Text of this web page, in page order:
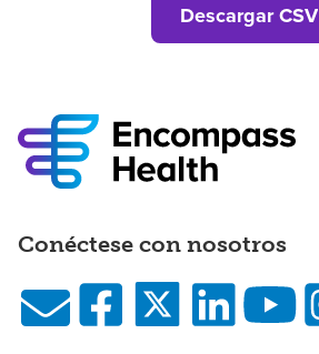
Descargar CSV
Conéctese con nosotros